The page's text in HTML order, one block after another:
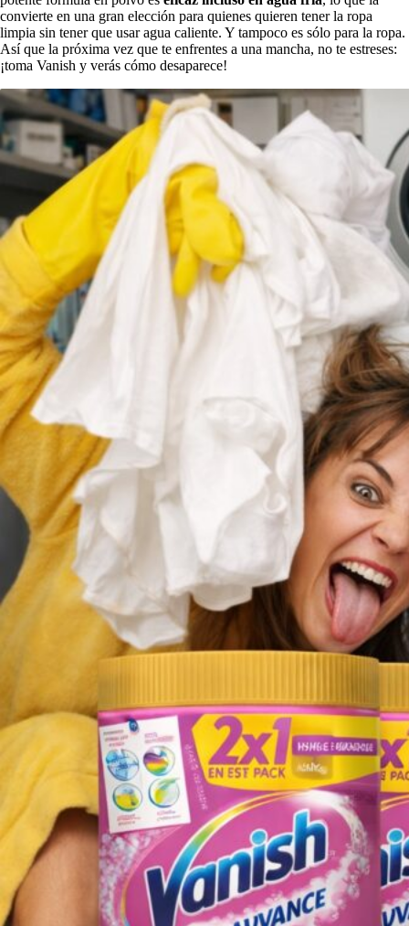
convierte en una gran elección para quienes quieren tener la ropa
limpia sin tener que usar agua caliente. Y tampoco es sólo para la ropa.
Así que la próxima vez que te enfrentes a una mancha, no te estreses:
¡toma Vanish y verás cómo desaparece!